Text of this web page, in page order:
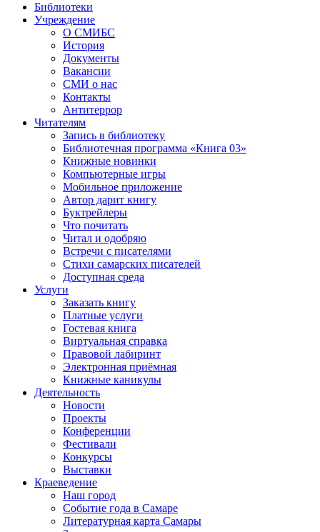
Библиотеки
Учреждение
О СМИБС
История
Документы
Вакансии
СМИ о нас
Контакты
Антитеррор
Читателям
Запись в библиотеку
Библиотечная программа «Книга 03»
Книжные новинки
Компьютерные игры
Мобильное приложение
Автор дарит книгу
Буктрейлеры
Что почитать
Читал и одобряю
Встречи с писателями
Стихи самарских писателей
Доступная среда
Услуги
Заказать книгу
Платные услуги
Гостевая книга
Виртуальная справка
Правовой лабиринт
Электронная приёмная
Книжные каникулы
Деятельность
Новости
Проекты
Конференции
Фестивали
Конкурсы
Выставки
Краеведение
Наш город
Событие года в Самаре
Литературная карта Самары